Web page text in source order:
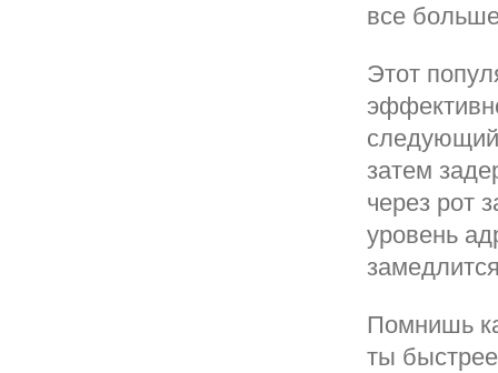
все
Этот
затем
через рот
уровень
Помнишь
ты